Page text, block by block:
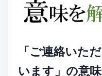
「ご連絡いた
います」の意味